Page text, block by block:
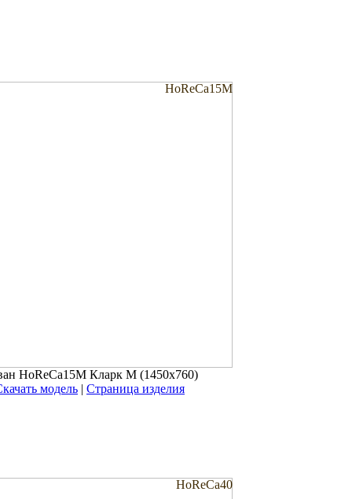
HoReCa15M
HoReCa15M Кларк М (1450x760)
модель | Страница изделия
HoReCa40